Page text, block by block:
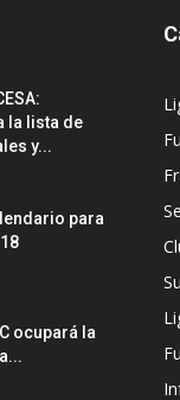
la lista de
y...
para
ocupará la